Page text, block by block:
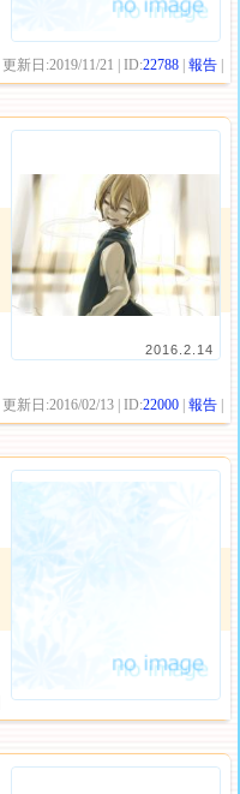
| 更新日:2019/11/21 | ID:22788 |報告
2016.2.14
| 更新日:2016/02/13 | ID:22000 |報告